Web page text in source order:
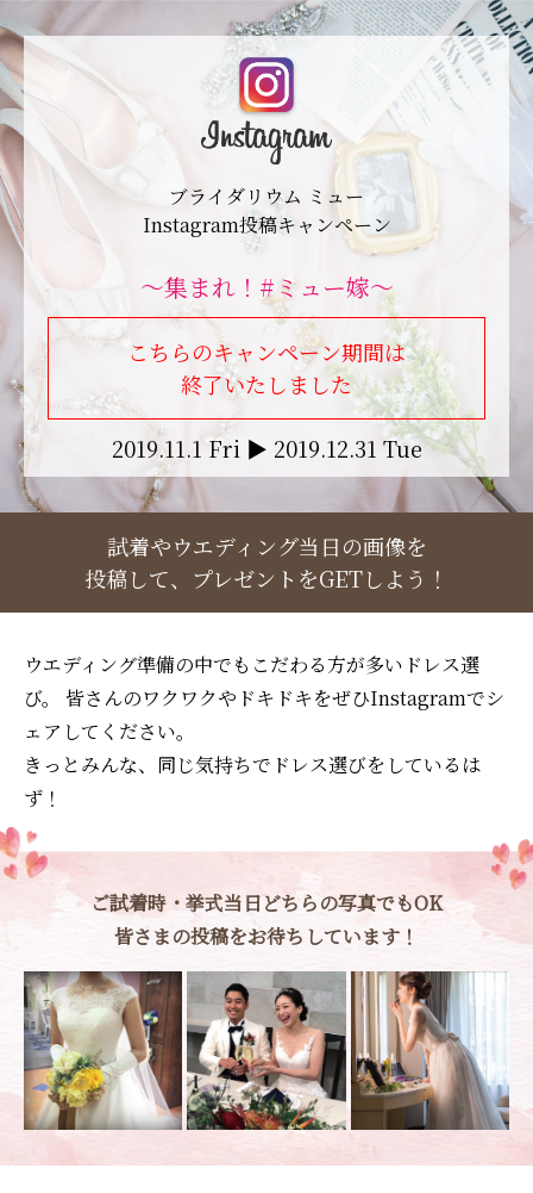
ブライダリウム ミュー
Instagram投稿キャンペーン
〜集まれ！#ミュー嫁〜
こちらのキャンペーン期間は
終了いたしました
2019.11.1 Fri ▶ 2019.12.31 Tue
試着やウエディング当日の画像を
投稿して、プレゼントをGETしよう！
ウエディング準備の中でもこだわる方が多いドレス選
び。
皆さんのワクワクやドキドキをぜひInstagramでシ
ェアしてください。
きっとみんな、同じ気持ちでドレス選びをしているは
ず！
ご試着時・挙式当日どちらの写真でもOK
皆さまの投稿をお待ちしています！